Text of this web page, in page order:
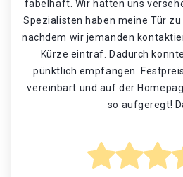
fabelhaft. Wir hatten uns
Spezialisten haben meine Tür
nachdem wir jemanden
Kürze eintraf. Dadurch
pünktlich empfangen.
vereinbart und auf der
so aufgeregt!